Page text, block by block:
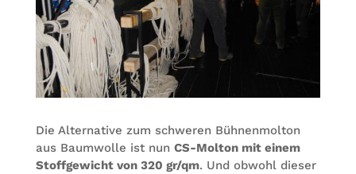
Die Alter­na­tive zum schwe­ren Büh­nen­mol­ton
aus Baum­wolle ist nun CS-Mol­ton mit einem
Stoff­ge­wicht von 320 gr/qm. Und obwohl die­ser